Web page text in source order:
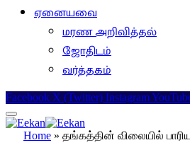
ஏனையவை
மரண அறிவித்தல்
ஜோதிடம்
வர்த்தகம்
Facebook X (Twitter) Instagram
Home » தங்கத்தின் விலையில்